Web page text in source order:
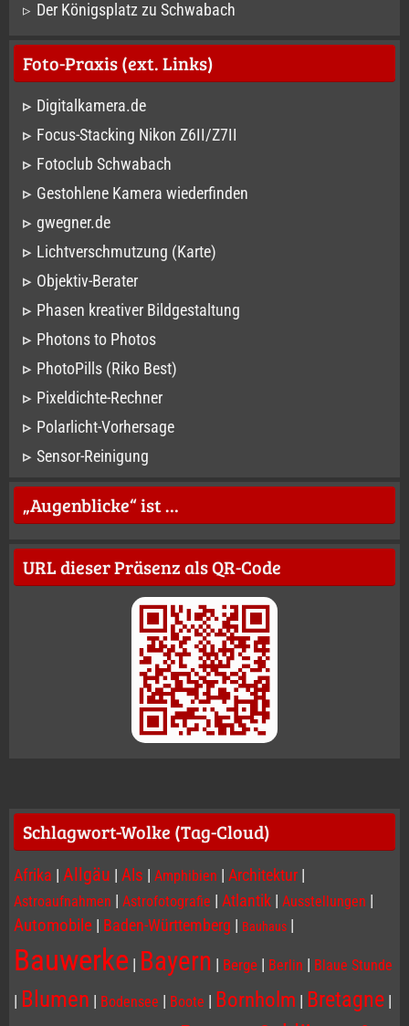
Der Königsplatz zu Schwabach
Foto-Praxis (ext. Links)
Digitalkamera.de
Focus-Stacking Nikon Z6II/Z7II
Fotoclub Schwabach
Gestohlene Kamera wiederfinden
gwegner.de
Lichtverschmutzung (Karte)
Objektiv-Berater
Phasen kreativer Bildgestaltung
Photons to Photos
PhotoPills (Riko Best)
Pixeldichte-Rechner
Polarlicht-Vorhersage
Sensor-Reinigung
„Augenblicke“ ist …
URL dieser Präsenz als QR-Code
Schlagwort-Wolke (Tag-Cloud)
Afrika | Allgäu | Als | Amphibien | Architektur |
Astroaufnahmen | Astrofotografie | Atlantik | Ausstellungen |
Automobile | Baden-Württemberg | Bauhaus |
Bauwerke | Bayern | Berge | Berlin | Blaue Stunde
| Blumen | Bodensee | Boote | Bornholm | Bretagne |